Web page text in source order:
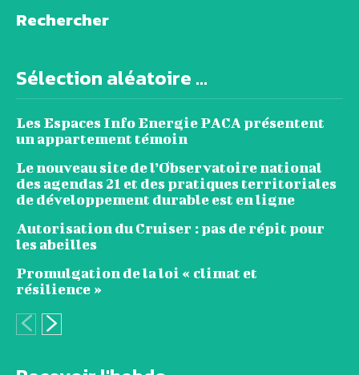
Rechercher
Sélection aléatoire ...
Les Espaces Info Energie PACA présentent
un appartement témoin
Le nouveau site de l’Observatoire national
des agendas 21 et des pratiques territoriales
de développement durable est en ligne
Autorisation du Cruiser : pas de répit pour
les abeilles
Promulgation de la loi « climat et
résilience »